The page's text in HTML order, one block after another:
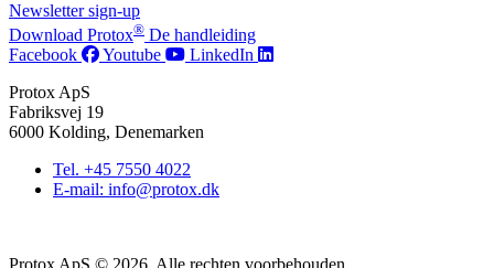
Newsletter sign-up
Download Protox® De handleiding
Facebook
Youtube
LinkedIn
Protox ApS
Fabriksvej 19
6000 Kolding, Denemarken
Tel. +45 7550 4022
E-mail: info@protox.dk